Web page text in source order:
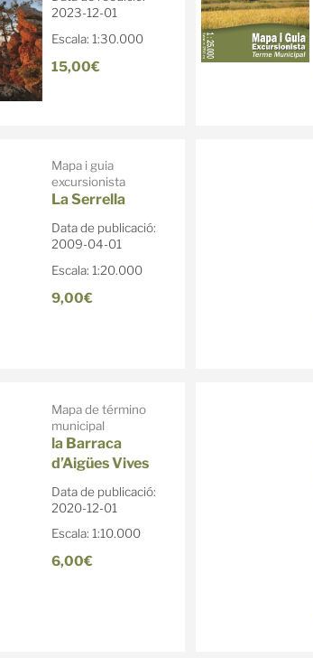
2023-12-01
Escala: 1:30.000
15,00€
Mapa i guia
excursionista
La Serrella
Data de publicació:
2009-04-01
Escala: 1:20.000
9,00€
Mapa de término
municipal
la Barraca
d’Aigües Vives
Data de publicació:
2020-12-01
Escala: 1:10.000
6,00€